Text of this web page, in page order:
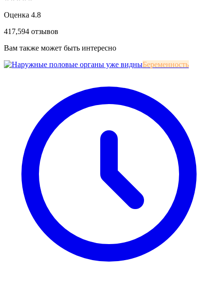
Оценка 4.8
417,594 отзывов
Вам также может быть интересно
Беременность